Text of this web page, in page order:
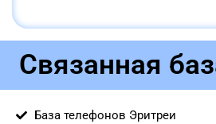
Связанная
База телефонов Эритреи